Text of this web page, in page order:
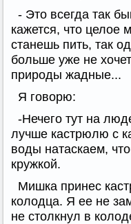
- Это всегда так
кажется, что целое
станешь пить, так
больше уже не
природы жадные...
Я говорю:
-Нечего тут на
лучше кастрюлю с
воды натаскаем,
кружкой.
Мишка принес
колодца. Я ее не
не столкнул в